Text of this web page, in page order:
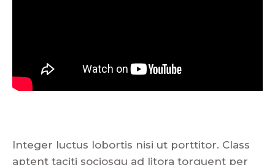
Integer luctus lobortis nisi ut porttitor. Class
aptent taciti sociosqu ad litora torquent per